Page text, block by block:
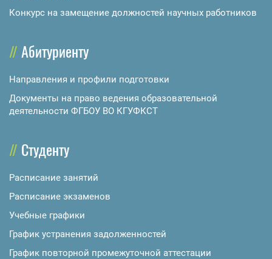
Конкурс на замещение должностей научных работников
Абитуриенту
Направления и профили подготовки
Документы на право ведения образовательной
деятельности ФГБОУ ВО КГУФКСТ
Студенту
Расписание занятий
Расписание экзаменов
Учебные графики
График устранения задолженностей
График повторной промежуточной аттестации